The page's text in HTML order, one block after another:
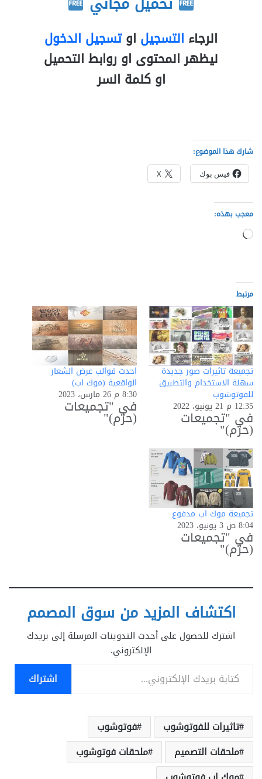
الرجاء التسجيل اوتسجيل الدخول
ليظهر المحتوى او روابط التحميل
او كلمة السر
شارك هذا الموضوع:
فيس بوك X
معجب بهذه:
جاري
مرتبط
تجميعة تاثيرات صور جديدة
سهلة الاستخدام والتطبيق
للفوتوشوب
12:35 م 21 يونيو، 2022
في "تجميعات
(حزم)"
احدث قوالب عرض الشعار
الواقعية (موك اب)
8:30 م 26 مارس، 2023
في "تجميعات
(حزم)"
تجميعة موك اب مدفوع
8:04 ص 3 يونيو، 2023
في "تجميعات
(حزم)"
اكتشاف المزيد من سوق المصمم
اشترك للحصول على أحدث التدوينات المرسلة إلى بريدك
الإلكتروني.
كتابة بريدك الإلكتروني...
اشتراك
تاثيرات للفوتوشوب
فوتوشوب
ملحقات التصميم
ملحقات فوتوشوب